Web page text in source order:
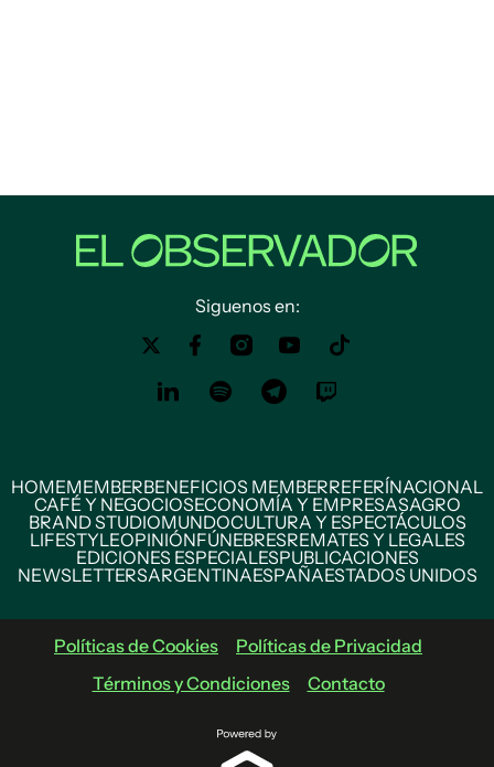
Siguenos en:
HOMEMEMBERBENEFICIOS MEMBERREFERÍNACIONAL
CAFÉ Y NEGOCIOSECONOMÍA Y EMPRESASAGRO
BRAND STUDIOMUNDOCULTURA Y ESPECTÁCULOS
LIFESTYLEOPINIÓNFÚNEBRESREMATES Y LEGALES
EDICIONES ESPECIALESPUBLICACIONES
NEWSLETTERSARGENTINAESPAÑAESTADOS UNIDOS
Políticas de Cookies
Políticas de Privacidad
Términos y Condiciones
Contacto